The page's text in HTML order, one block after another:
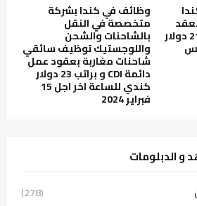
عمل دائم CDI و براتب21 دولار
11 مارس
وظائف في كندا بشركة
متخصصة في النقل
بالشاحنات والشحن
واللوجستيك توظيف سائقي
شاحنات مغاربة بعقود عمل
دائمة CDI و براتب 23 دولار
كندي للساعة اخر اجل 15
فبراير 2024
الدبلومات
(278)